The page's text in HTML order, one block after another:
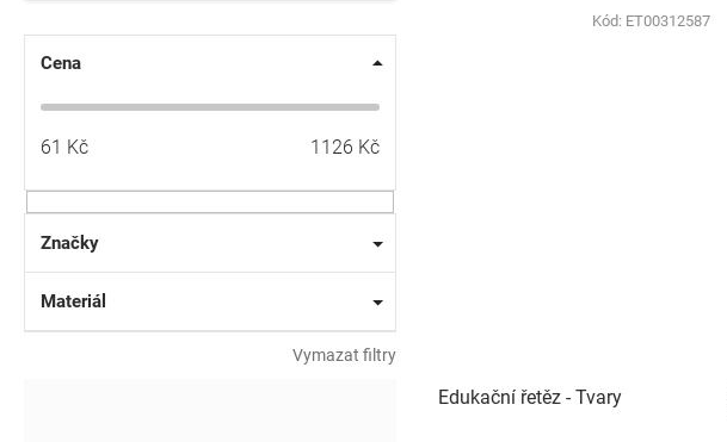
Cena
61 Kč 1126 Kč
Značky
Materiál
Vymazat filtry
Kód: ET00312587
Edukační řetěz - Tvary